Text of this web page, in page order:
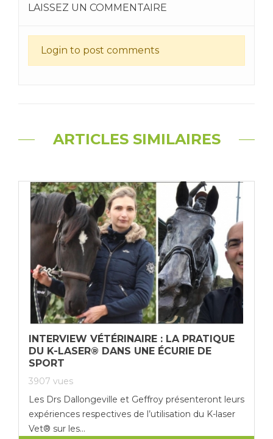
LAISSEZ UN COMMENTAIRE
Login to post comments
ARTICLES SIMILAIRES
INTERVIEW VÉTÉRINAIRE : LA PRATIQUE
DU K-LASER® DANS UNE ÉCURIE DE
SPORT
3907 vues
Les Drs Dallongeville et Geffroy présenteront leurs
expériences respectives de l’utilisation du K-laser
Vet® sur les...